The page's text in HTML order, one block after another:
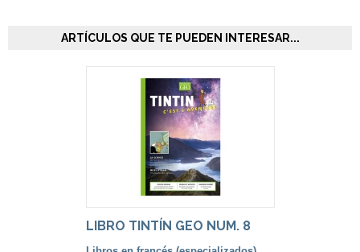
ARTÍCULOS QUE TE PUEDEN INTERESAR...
LIBRO TINTÍN GEO NUM. 8